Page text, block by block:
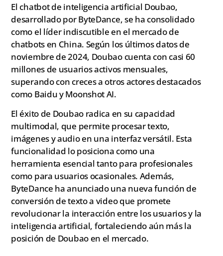
El chatbot de inteligencia artificial Doubao,
desarrollado por ByteDance, se ha consolidado
como el líder indiscutible en el mercado de
chatbots en China. Según los últimos datos de
noviembre de 2024, Doubao cuenta con casi 60
millones de usuarios activos mensuales,
superando con creces a otros actores destacados
como Baidu y Moonshot AI.
El éxito de Doubao radica en su capacidad
multimodal, que permite procesar texto,
imágenes y audio en una interfaz versátil. Esta
funcionalidad lo posiciona como una
herramienta esencial tanto para profesionales
como para usuarios ocasionales. Además,
ByteDance ha anunciado una nueva función de
conversión de texto a video que promete
revolucionar la interacción entre los usuarios y la
inteligencia artificial, fortaleciendo aún más la
posición de Doubao en el mercado.